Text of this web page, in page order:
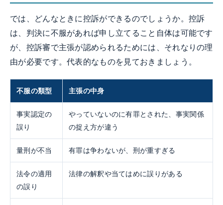
では、どんなときに控訴ができるのでしょうか。控訴
は、判決に不服があれば申し立てること自体は可能です
が、控訴審で主張が認められるためには、それなりの理
由が必要です。代表的なものを見ておきましょう。
不服の類型 主張の中身
事実認定の
誤り
やっていないのに有罪とされた、事実関係
の捉え方が違う
量刑が不当 有罪は争わないが、刑が重すぎる
法令の適用
の誤り
法律の解釈や当てはめに誤りがある